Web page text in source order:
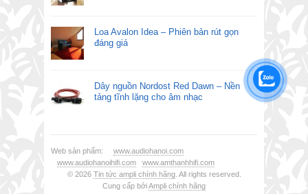
Loa Avalon Idea – Phiên bản rút gọn
đáng giá
Dây nguồn Nordost Red Dawn – Nền
tảng tĩnh lặng cho âm nhạc
Web sản phẩm: www.audiohanoi.com
www.audiohanoihifi.com
www.amthanhhifi.com
© 2026 Tin tức ampli chính hãng. All rights reserved.
Cung cấp bởiAmpli chính hãng